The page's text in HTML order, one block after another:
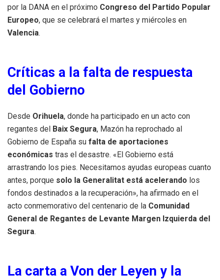
por la DANA en el próximo Congreso del Partido Popular
Europeo, que se celebrará el martes y miércoles en
Valencia.
Críticas a la falta de respuesta
del Gobierno
Desde Orihuela, donde ha participado en un acto con
regantes del Baix Segura, Mazón ha reprochado al
Gobierno de España su falta de aportaciones
económicas tras el desastre. «El Gobierno está
arrastrando los pies. Necesitamos ayudas europeas cuanto
antes, porque solo la Generalitat está acelerando los
fondos destinados a la recuperación», ha afirmado en el
acto conmemorativo del centenario de la Comunidad
General de Regantes de Levante Margen Izquierda del
Segura.
La carta a Von der Leyen y la